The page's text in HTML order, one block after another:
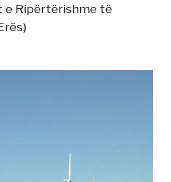
e Ripërtërishme të